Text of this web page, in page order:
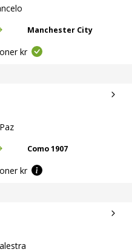
Manchester City
kr
Como 1907
kr